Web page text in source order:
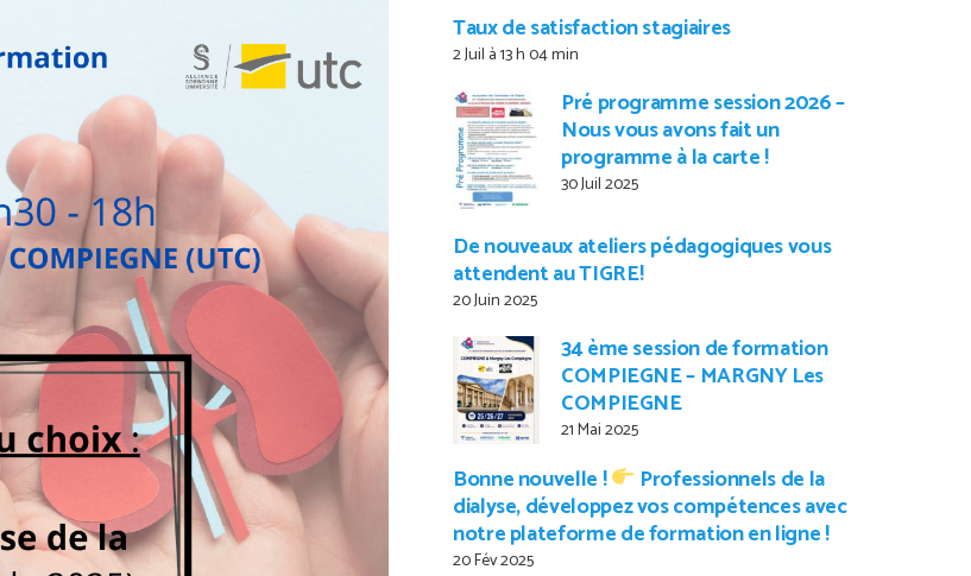
Taux de satisfaction stagiaires
2 Juil à 13 h 04 min
Pré programme session 2026 –
Nous vous avons fait un
programme à la carte !
30 Juil 2025
De nouveaux ateliers pédagogiques vous
attendent au TIGRE!
20 Juin 2025
34 ème session de formation
COMPIEGNE – MARGNY Les
COMPIEGNE
21 Mai 2025
Bonne nouvelle ! Professionnels de la
dialyse, développez vos compétences avec
notre plateforme de formation en ligne !
20 Fév 2025